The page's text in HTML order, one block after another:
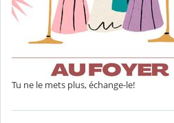
Tu ne le mets plus, échange-le!